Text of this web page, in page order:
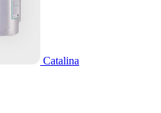
Catalina